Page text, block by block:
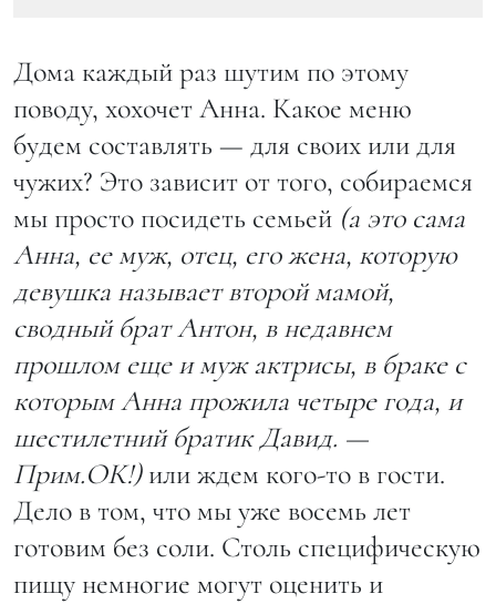
Дома каждый раз шутим по этому
поводу, хохочет Анна. Какое меню
будем составлять — для своих или для
чужих? Это зависит от того, собираемся
мы просто посидеть семьей (а это сама
Анна, ее муж, отец, его жена, которую
девушка называет второй мамой,
сводный брат Антон, в недавнем
прошлом еще и муж актрисы, в браке с
которым Анна прожила четыре года, и
шестилетний братик Давид. —
Прим.ОК!)или ждем кого-то в гости.
Дело в том, что мы уже восемь лет
готовим без соли. Столь специфическую
пищу немногие могут оценить и